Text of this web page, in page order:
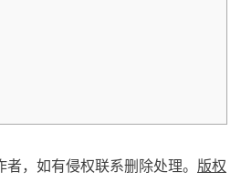
，如有侵权联系删除处理。 版权